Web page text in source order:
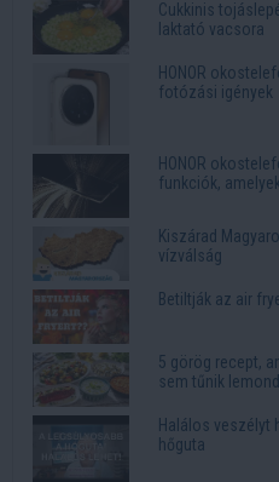
Cukkinis
laktató vacsora
HONOR
fotózási igények
HONOR
funkciók,
Kiszárad
vízválság
Betiltják az air
5 görög recept,
sem tűnik
Halálos veszélyt
hőguta